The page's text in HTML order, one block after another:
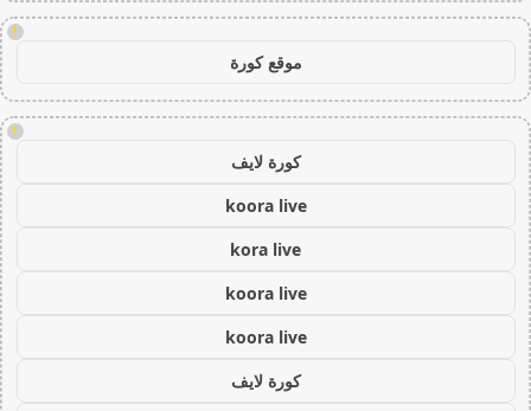
!
موقع كورة
!
كورة لايف
koora live
kora live
koora live
koora live
كورة لايف